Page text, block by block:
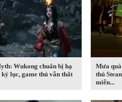
Wukong chuẩn bị hạ
lục, game thủ vẫn thất
Mưa
thủ
miễn...